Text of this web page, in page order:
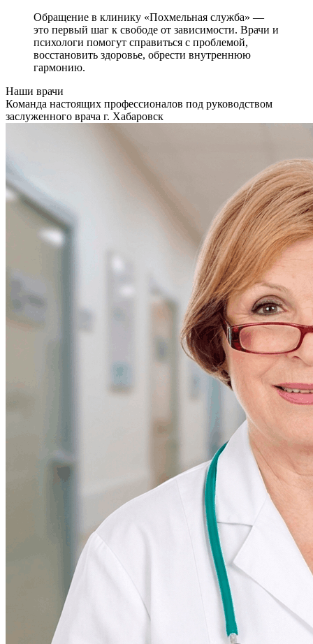
Обращение в клинику «Похмельная служба» —
это первый шаг к свободе от зависимости. Врачи и
психологи помогут справиться с проблемой,
восстановить здоровье, обрести внутреннюю
гармонию.
Наши врачи
Команда настоящих профессионалов под руководством
заслуженного врача г. Хабаровск